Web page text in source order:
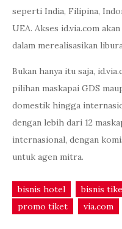
seperti India, Filipina,
UEA. Akses id.via.com
dalam merealisasikan
Bukan hanya itu saja,
pilihan maskapai GDS
domestik hingga
dengan lebih dari 12
internasional, dengan
untuk agen mitra.
bisnis hotel bisnis
promo tiket
via.com